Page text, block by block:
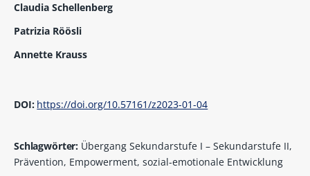
Claudia Schellenberg
Patrizia Röösli
Annette Krauss
DOI: https://doi.org/10.57161/z2023-01-04
Schlagwörter: Übergang Sekundarstufe I – Sekundarstufe II,
Prävention, Empowerment, sozial-emotionale Entwicklung